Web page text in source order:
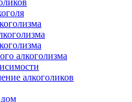
алкоголизма
алкоголиков